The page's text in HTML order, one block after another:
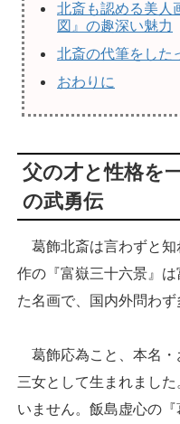
北斎も認める美人
図』の趣深い魅力
北斎の代筆をした
おわりに
父の才と性格を
の武勇伝
葛飾北斎は言わずと知
作の『富嶽三十六景』
た名画で、国内外問わず
葛飾応為こと、本名・
三女として生まれまし
いません。飯島虚心の